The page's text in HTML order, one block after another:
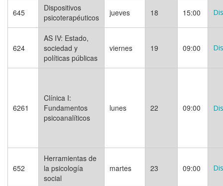
645
Dispositivos
psicoterapéuticos
jueves 18 15:00
624
AS IV: Estado,
sociedad y
políticas públicas
viernes 19 09:00
6261
Clínica I:
Fundamentos
psicoanalíticos
lunes 22 09:00
652
Herramientas de
la psicología
social
martes 23 09:00